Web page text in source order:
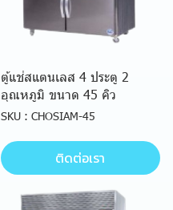
ตู้แช่สแตนเลส 4 ประตู 2
อุณหภูมิ ขนาด 45 คิว
SKU : CHOSIAM-45
ติดต่อเรา